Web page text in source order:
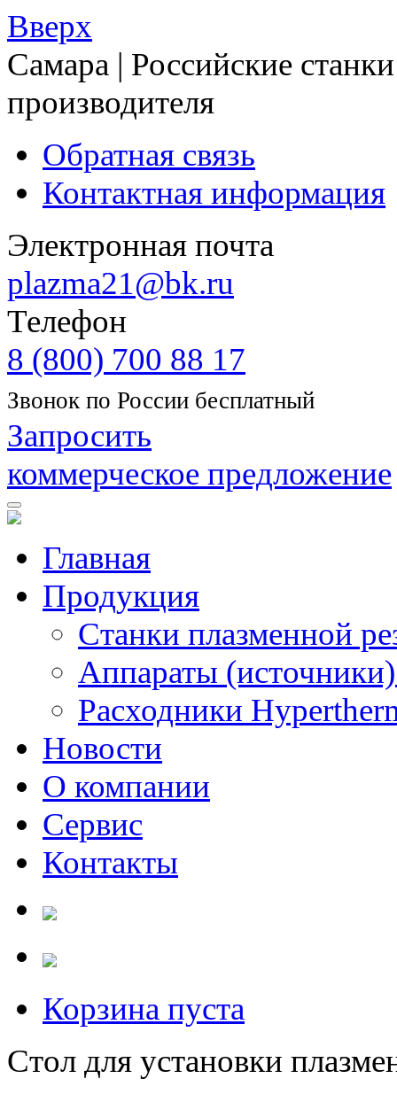
Вверх
Самара | Российские
производителя
Обратная связь
Контактная информация
Электронная почта
plazma21@bk.ru
Телефон
8 (800) 700 88 17
Звонок по России бесплатный
Запросить
коммерческое предложение
Главная
Продукция
Станки плазменной
Аппараты
Расходники
Новости
О компании
Сервис
Контакты
Корзина пуста
Стол для установки